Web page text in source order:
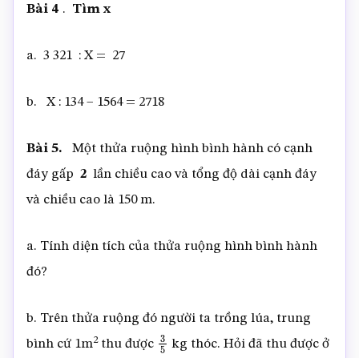
Bài 4 . Tìm x
a. 3 321 : X = 27
b. X : 134 – 1564 = 2718
Bài 5.
Một thửa ruộng hình bình hành có cạnh
đáy gấp 2 lần chiều cao và tổng độ dài cạnh đáy
và chiều cao là 150 m.
a. Tính diện tích của thửa ruộng hình bình hành
đó?
b. Trên thửa ruộng đó người ta trồng lúa, trung
bình cứ 1m2thu được 35 kg thóc. Hỏi đã thu được ở